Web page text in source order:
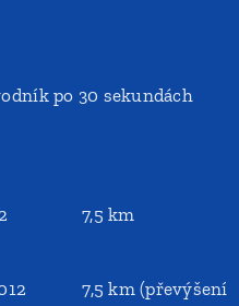
po 30 sekundách
2012 7,5 km
2012 7,5 km (převýšení